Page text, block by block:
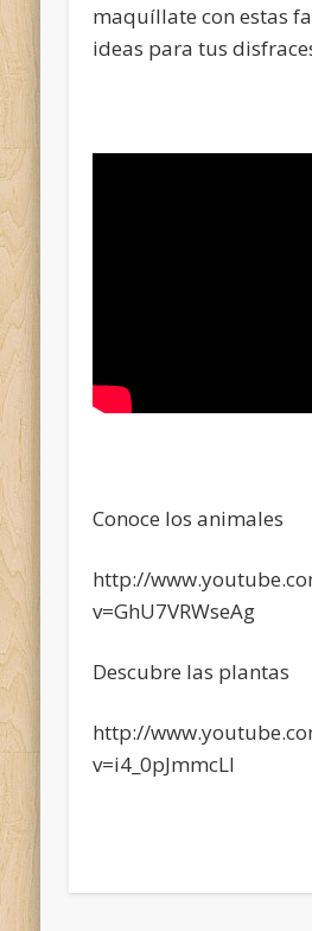
maquíllate con estas
ideas para tus
Conoce los animales
http://
v=GhU7VRWseAg
Descubre las plantas
http://
v=i4_0pJmmcLI